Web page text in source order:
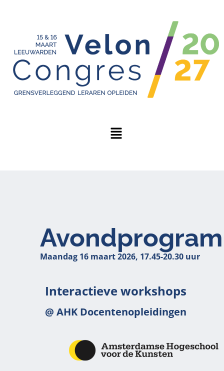
Maandag 16 maart 2026, 17.45-20.30 uur
Interactieve workshops
@ AHK Docentenopleidingen